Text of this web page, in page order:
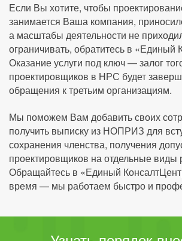
Если Вы хотите, чтобы
занимается Ваша компания,
а масштабы деятельности не
ограничивать, обратитесь в «Единый
Оказание услуги под ключ — залог
проектировщиков в НРС будет
обращения к третьим организациям.
Мы поможем Вам добавить своих
получить выписку из НОПРИЗ для
сохранения членства, получения
проектировщиков на отдельные виды
Обращайтесь в «Единый
время — мы работаем быстро и